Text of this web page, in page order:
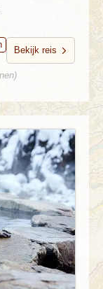
Bekijk reis